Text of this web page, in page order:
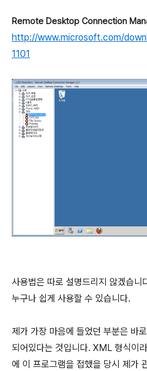
Remote Desktop Connection
http://www.microsoft.com/
1101
사용법은 따로 설명드리지 않겠습니
누구나 쉽게 사용할 수 있습니다.
제가 가장 마음에 들었던 부분은 바
되어있다는 것입니다. XML 형식이
에 이 프로그램을 접했을 당시 제가